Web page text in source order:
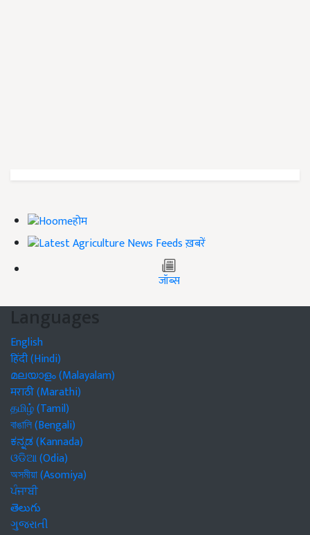
होम
ख़बरें
जॉब्स
Languages
English
हिंदी (Hindi)
മലയാളം (Malayalam)
मराठी (Marathi)
தமிழ் (Tamil)
বাঙালি (Bengali)
ಕನ್ನಡ (Kannada)
ଓଡିଆ (Odia)
অসমীয়া (Asomiya)
ਪੰਜਾਬੀ
తెలుగు
ગુજરાતી